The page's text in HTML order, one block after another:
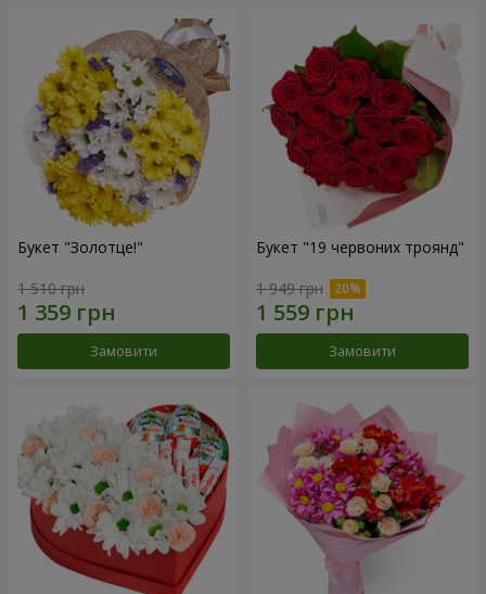
Букет "Золотце!"
1 510 грн
Замовити
Букет "19 червоних троянд"
1 949 грн
Замовити